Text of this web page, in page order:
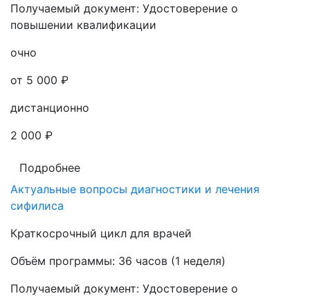
Получаемый документ: Удостоверение о
повышении квалификации
очно
от 5 000 ₽
дистанционно
2 000 ₽
Подробнее
Актуальные вопросы диагностики и лечения
сифилиса
Краткосрочный цикл для врачей
Объём программы: 36 часов (1 неделя)
Получаемый документ: Удостоверение о